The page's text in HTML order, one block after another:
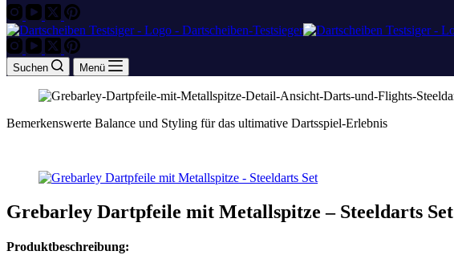
Suchen Menü
Bemerkenswerte Balance und Styling für das ultimative Dartsspiel-Erlebnis
Grebarley Dartpfeile mit Metallspitze – Steeldarts Set
Produktbeschreibung: